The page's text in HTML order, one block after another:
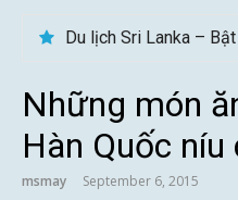
Những món
Hàn Quốc
msmay September 6, 2015